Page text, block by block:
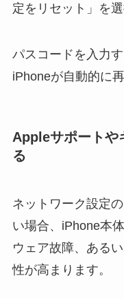
定をリセット」を選
パスコードを入力
iPhoneが自動的に
Appleサポートや
る
ネットワーク設定
い場合、iPhone本
ウェア故障、ある
性が高まります。